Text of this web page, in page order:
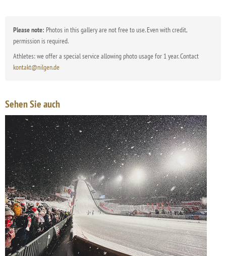
Please note: Photos in this gallery are not free to use. Even with credit,
permission is required.
Athletes: we offer a special service allowing photo usage for 1 year. Contact
kontakt@nilgen.de
Sehen Sie auch